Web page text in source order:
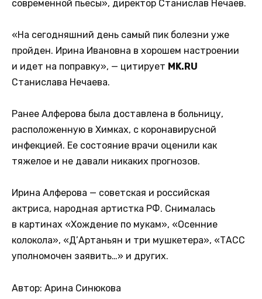
современной пьесы», директор Станислав Нечаев.
«На сегодняшний день самый пик болезни уже
пройден. Ирина Ивановна в хорошем настроении
и идет на поправку», — цитирует MK.RU
Станислава Нечаева.
Ранее Алферова была доставлена в больницу,
расположенную в Химках, с коронавирусной
инфекцией. Ее состояние врачи оценили как
тяжелое и не давали никаких прогнозов.
Ирина Алферова — советская и российская
актриса, народная артистка РФ. Снималась
в картинах «Хождение по мукам», «Осенние
колокола», «Д’Артаньян и три мушкетера», «ТАСС
уполномочен заявить…» и других.
Автор: Арина Синюкова